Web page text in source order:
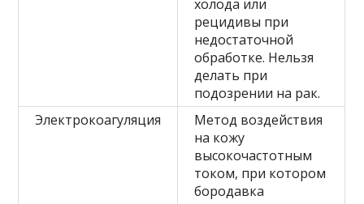
холода или
рецидивы при
недостаточной
обработке. Нельзя
делать при
подозрении на рак.
Электрокоагуляция
Метод воздействия
на кожу
высокочастотным
током, при котором
бородавка